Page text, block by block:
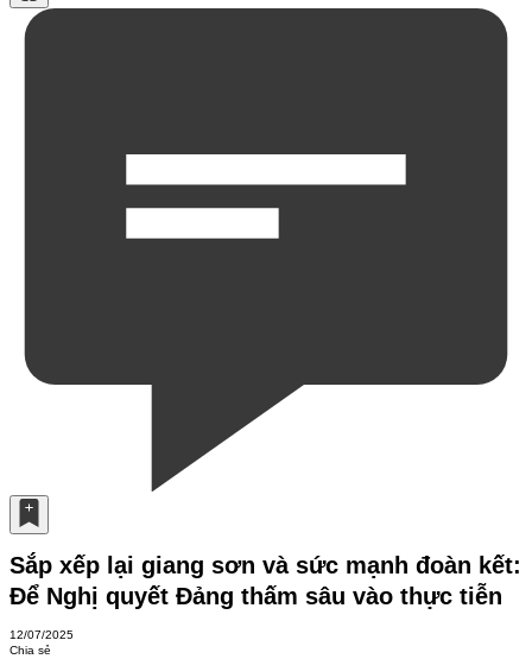
Sắp xếp lại giang sơn và sức mạnh đoàn kết:
Để Nghị quyết Đảng thấm sâu vào thực tiễn
12/07/2025
Chia sẻ